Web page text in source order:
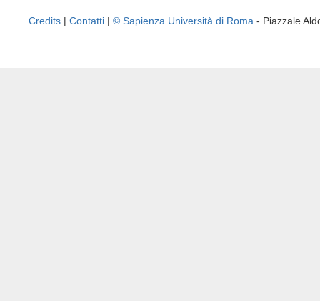
Credits | Contatti | © Sapienza Università di Roma - Piazzale